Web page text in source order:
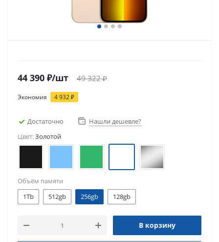
44 390 ₽/шт 49 322₽
Экономия 4 932₽
Достаточно
Нашли дешевле?
Цвет:Золотой
Объём памяти
1Tb
512gb 256gb 128gb
В корзину